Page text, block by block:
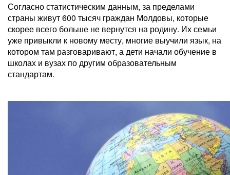
Согласно статистическим данным, за пределами
страны живут 600 тысяч граждан Молдовы, которые
скорее всего больше не вернутся на родину. Их семьи
уже привыкли к новому месту, многие выучили язык, на
котором там разговаривают, а дети начали обучение в
школах и вузах по другим образовательным
стандартам.